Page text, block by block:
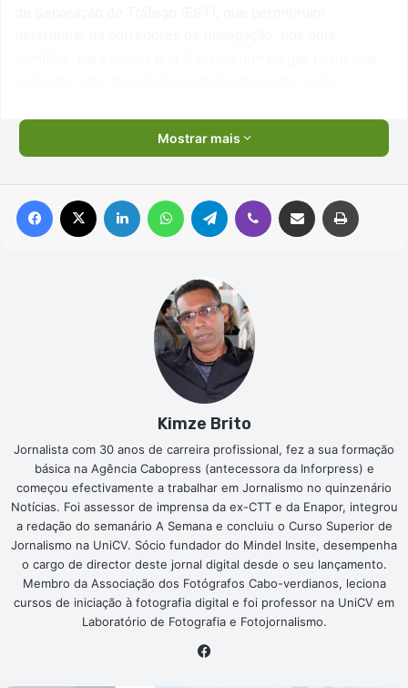
Mostrar mais
Facebook Linkedin WhatsAppTelegram Viber Compartilhar via e-mail
Kimze Brito
Jornalista com 30 anos de carreira profissional, fez a sua formação
básica na Agência Cabopress (antecessora da Inforpress) e
começou efectivamente a trabalhar em Jornalismo no quinzenário
Notícias. Foi assessor de imprensa da ex-CTT e da Enapor, integrou
a redação do semanário A Semana e concluiu o Curso Superior de
Jornalismo na UniCV. Sócio fundador do Mindel Insite, desempenha
o cargo de director deste jornal digital desde o seu lançamento.
Membro da Associação dos Fotógrafos Cabo-verdianos, leciona
cursos de iniciação à fotografia digital e foi professor na UniCV em
Laboratório de Fotografia e Fotojornalismo.